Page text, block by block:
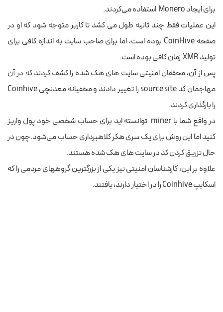
برای ایجاد Monero استفاده می‌کردند.
این عملیات فقط چند ثانیه طول می کشد تا کاربر متوجه شود که او در
صفحه CoinHive بوده است، اما برای صاحب سایت به اندازه کافی برای
تولید XMR زمان کافی بوده است.
پس از آن، محققان امنیتی سایت های هک شده را کشف کردند که در آن
مهاجمان کد source site را تغییر دادند و مخفیانه معدنچی Coinhive
را بارگذاری کردند.
در واقع شما با miner ‌ توانسته اید برای حساب شخصی خود پول واریز
کنید اما این روش برای یک سری هکر کلاهبرداری حساب می‌شود.چون در
حال تزریق کردن کد در سایت های هک شده هستند.
علاوه بر این، کارشناسان امنیتی نیز یکی از بزرگترین گروههای مردمی را که
اسکایپ Coinhive را در اختیار دارند، یافتند.